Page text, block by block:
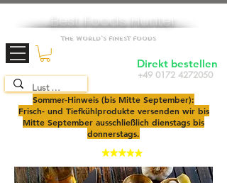
Best Foods Hunter
The World's Finest Foods
+49 0172 4272050
Direkt bestellen
Sommer-Hinweis (bis Mitte September):
Frisch- und Tiefkühlprodukte versenden wir bis
Mitte September ausschließlich dienstags bis
donnerstags.